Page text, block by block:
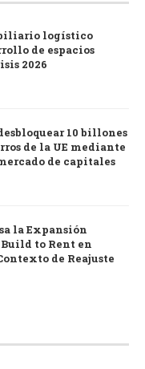
logístico
de espacios
2026
10 billones
de la UE mediante
de capitales
la Expansión
to Rent en
de Reajuste